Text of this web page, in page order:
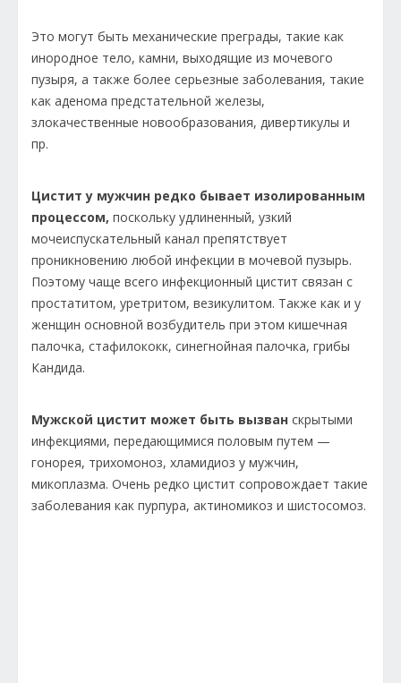
Это могут быть механические преграды, такие как
инородное тело, камни, выходящие из мочевого
пузыря, а также более серьезные заболевания, такие
как аденома предстательной железы,
злокачественные новообразования, дивертикулы и
пр.
Цистит у мужчин редко бывает изолированным
процессом, поскольку удлиненный, узкий
мочеиспускательный канал препятствует
проникновению любой инфекции в мочевой пузырь.
Поэтому чаще всего инфекционный цистит связан с
простатитом, уретритом, везикулитом. Также как и у
женщин основной возбудитель при этом кишечная
палочка, стафилококк, синегнойная палочка, грибы
Кандида.
Мужской цистит может быть вызван скрытыми
инфекциями, передающимися половым путем —
гонорея, трихомоноз, хламидиоз у мужчин,
микоплазма. Очень редко цистит сопровождает такие
заболевания как пурпура, актиномикоз и шистосомоз.